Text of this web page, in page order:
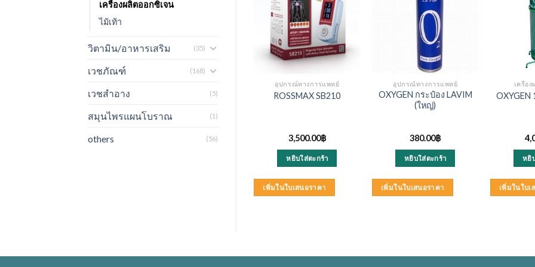
เครื่องผลิตออกซิเจน
ไม้เท้า
วิตามิน/อาหารเสริม (35)
เวชภัณฑ์ (168)
เวชสำอาง (5)
สมุนไพรแผนโบราณ (1)
others (56)
อุปกรณ์ทางการแพทย์
ROSSMAX SB210
3,500.00฿
หยิบใส่ตะกร้า
เพิ่มในใบเสนอราคา
อุปกรณ์ทางการแพทย์
OXYGEN กระป๋อง LAVIM
(ใหญ่)
380.00฿
หยิบใส่ตะกร้า
เพิ่มในใบเสนอราคา
เครื่อ
หยิ
เพิ่มในใบเ
OXIMETER ROSSMAX
฿
CIRCLIFE เครื่องผลิต
รุ่น NewLife lntensity
฿